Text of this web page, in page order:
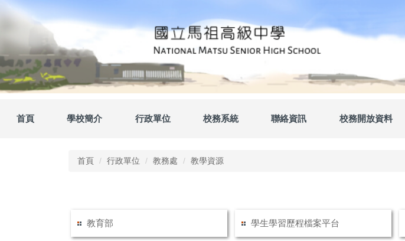
內
容
區
首頁 學校簡介 行政單位 校務系統 聯絡資訊 校務開放資料
首頁 行政單位 教務處 教學資源
教育部 學生學習歷程檔案平台